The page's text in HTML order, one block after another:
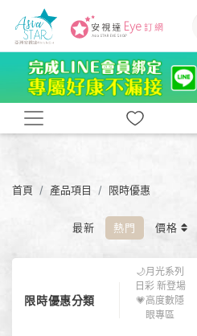
首頁 產品項目 限時優惠
最新 熱門 價格
限時優惠分類
🌙月光系列
日彩 新登場
💗高度數隱
眼專區